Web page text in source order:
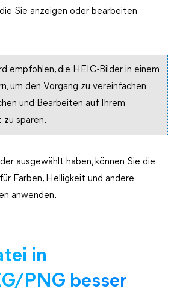
Sie anzeigen oder bearbeiten
empfohlen, die HEIC-Bilder in einem
um den Vorgang zu vereinfachen
und Bearbeiten auf Ihrem
sparen.
ausgewählt haben, können Sie die
Farben, Helligkeit und andere
anwenden.
in
PNG besser